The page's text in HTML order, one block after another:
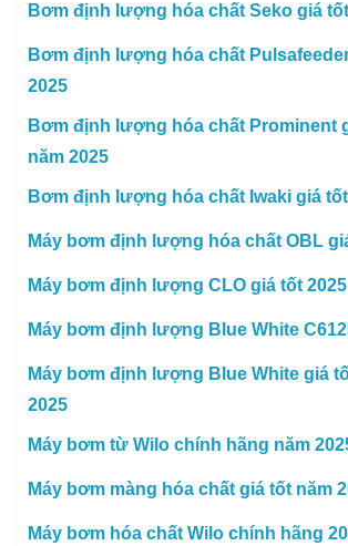
Bơm định lượng hóa chất Seko giá
Bơm định lượng hóa chất
2025
Bơm định lượng hóa chất Prominent
năm 2025
Bơm định lượng hóa chất Iwaki giá
Máy bơm định lượng hóa chất OBL
Máy bơm định lượng CLO giá tốt 2025
Máy bơm định lượng Blue White
Máy bơm định lượng Blue White giá
2025
Máy bơm từ Wilo chính hãng năm
Máy bơm màng hóa chất giá tốt năm
Máy bơm hóa chất Wilo chính hãng